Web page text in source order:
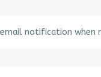
notification